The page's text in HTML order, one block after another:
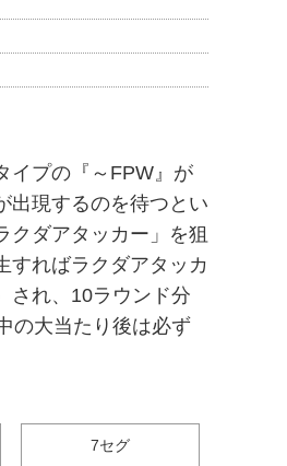
イプの『～FPW』が
出現するのを待つとい
クダアタッカー」を狙
すればラクダアタッカ
され、10ラウンド分
の大当たり後は必ず
7セグ